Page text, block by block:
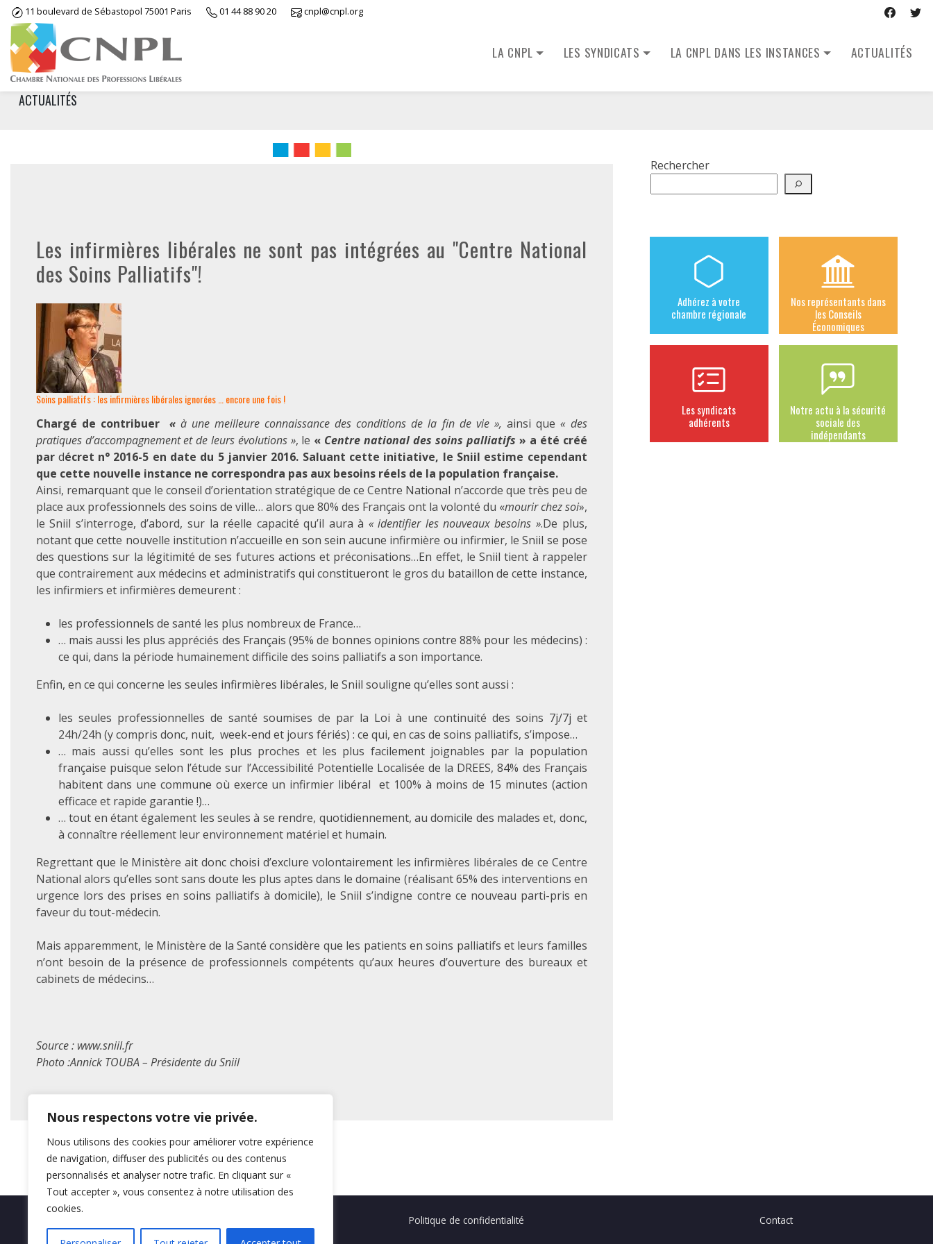
Nous respectons votre vie privée.
Nous utilisons des cookies pour améliorer votre expérience
de navigation, diffuser des publicités ou des contenus
personnalisés et analyser notre trafic. En cliquant sur «
Tout accepter », vous consentez à notre utilisation des
cookies.
Skip
content
11 boulevard de Sébastopol 75001 Paris 01 44 88 90 20 cnpl@cnpl.org
LA CNPL LES SYNDICATS LA CNPL DANS LES INSTANCES ACTUALITÉS
ACTUALITÉS
Les infirmières libérales ne sont pas intégrées au "Centre National
des Soins Palliatifs"!
Soins palliatifs : les infirmières libérales ignorées … encore une fois !
Chargé de contribuer « à une meilleure connaissance des conditions de la fin de vie », ainsi que « des
pratiques d’accompagnement et de leurs évolutions », le « Centre national des soins palliatifs » a été créé
par décret n° 2016-5 en date du 5 janvier 2016. Saluant cette initiative, le Sniil estime cependant
que cette nouvelle instance ne correspondra pas aux besoins réels de la population française.
Ainsi, remarquant que le conseil d’orientation stratégique de ce Centre National n’accorde que très peu de
place aux professionnels des soins de ville… alors que 80% des Français ont la volonté du «mourir chez soi»,
le Sniil s’interroge, d’abord, sur la réelle capacité qu’il aura à « identifier les nouveaux besoins ».De plus,
notant que cette nouvelle institution n’accueille en son sein aucune infirmière ou infirmier, le Sniil se pose
des questions sur la légitimité de ses futures actions et préconisations…En effet, le Sniil tient à rappeler
que contrairement aux médecins et administratifs qui constitueront le gros du bataillon de cette instance,
les infirmiers et infirmières demeurent :
les professionnels de santé les plus nombreux de France…
… mais aussi les plus appréciés des Français (95% de bonnes opinions contre 88% pour les médecins) :
ce qui, dans la période humainement difficile des soins palliatifs a son importance.
Enfin, en ce qui concerne les seules infirmières libérales, le Sniil souligne qu’elles sont aussi :
les seules professionnelles de santé soumises de par la Loi à une continuité des soins 7j/7j et
24h/24h (y compris donc, nuit, week-end et jours fériés) : ce qui, en cas de soins palliatifs, s’impose…
… mais aussi qu’elles sont les plus proches et les plus facilement joignables par la population
française puisque selon l’étude sur l’Accessibilité Potentielle Localisée de la DREES, 84% des Français
habitent dans une commune où exerce un infirmier libéral et 100% à moins de 15 minutes (action
efficace et rapide garantie !)…
… tout en étant également les seules à se rendre, quotidiennement, au domicile des malades et, donc,
à connaître réellement leur environnement matériel et humain.
Regrettant que le Ministère ait donc choisi d’exclure volontairement les infirmières libérales de ce Centre
National alors qu’elles sont sans doute les plus aptes dans le domaine (réalisant 65% des interventions en
urgence lors des prises en soins palliatifs à domicile), le Sniil s’indigne contre ce nouveau parti-pris en
faveur du tout-médecin.
Mais apparemment, le Ministère de la Santé considère que les patients en soins palliatifs et leurs familles
n’ont besoin de la présence de professionnels compétents qu’aux heures d’ouverture des bureaux et
cabinets de médecins…
Source : www.sniil.fr
Photo :Annick TOUBA – Présidente du Sniil
Rechercher
Adhérez à votre
chambre régionale
Nos représentants dans
les Conseils
Économiques
Les syndicats
adhérents
Notre actu à la sécurité
sociale des
indépendants
Politique de confidentialité Contact